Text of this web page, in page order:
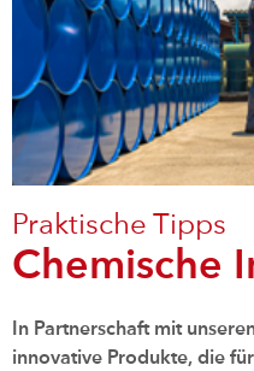
Praktische Tipps
Chemische
In Partnerschaft mit
innovative Produkte, die